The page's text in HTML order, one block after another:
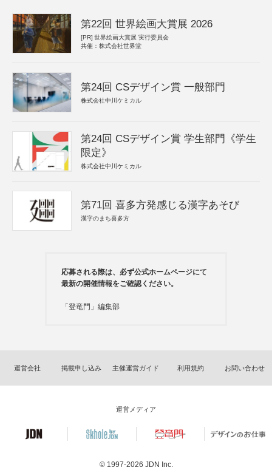
第22回 世界絵画大賞展 2026
[PR] 世界絵画大賞展 実行委員会
共催：株式会社世界堂
第24回 CSデザイン賞 一般部門
株式会社中川ケミカル
第24回 CSデザイン賞 学生部門《学生
限定》
株式会社中川ケミカル
第71回 喜多方発感じる漢字あそび
漢字のまち喜多方
応募される際は、必ず公式ホームページにて
最新の開催情報をご確認ください。
「登竜門」編集部
運営会社 掲載申し込み 主催運営ガイド 利用規約 お問い合わせ
運営メディア
© 1997-2026 JDN Inc.